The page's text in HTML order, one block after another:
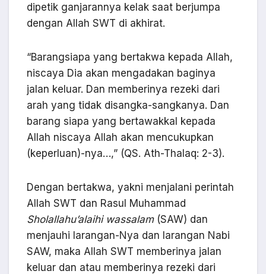
dipetik ganjarannya kelak saat berjumpa
dengan Allah SWT di akhirat.
“Barangsiapa yang bertakwa kepada Allah,
niscaya Dia akan mengadakan baginya
jalan keluar. Dan memberinya rezeki dari
arah yang tidak disangka-sangkanya. Dan
barang siapa yang bertawakkal kepada
Allah niscaya Allah akan mencukupkan
(keperluan)-nya…,” (QS. Ath-Thalaq: 2-3).
Dengan bertakwa, yakni menjalani perintah
Allah SWT dan Rasul Muhammad
Sholallahu’alaihi wassalam(SAW) dan
menjauhi larangan-Nya dan larangan Nabi
SAW, maka Allah SWT memberinya jalan
keluar dan atau memberinya rezeki dari